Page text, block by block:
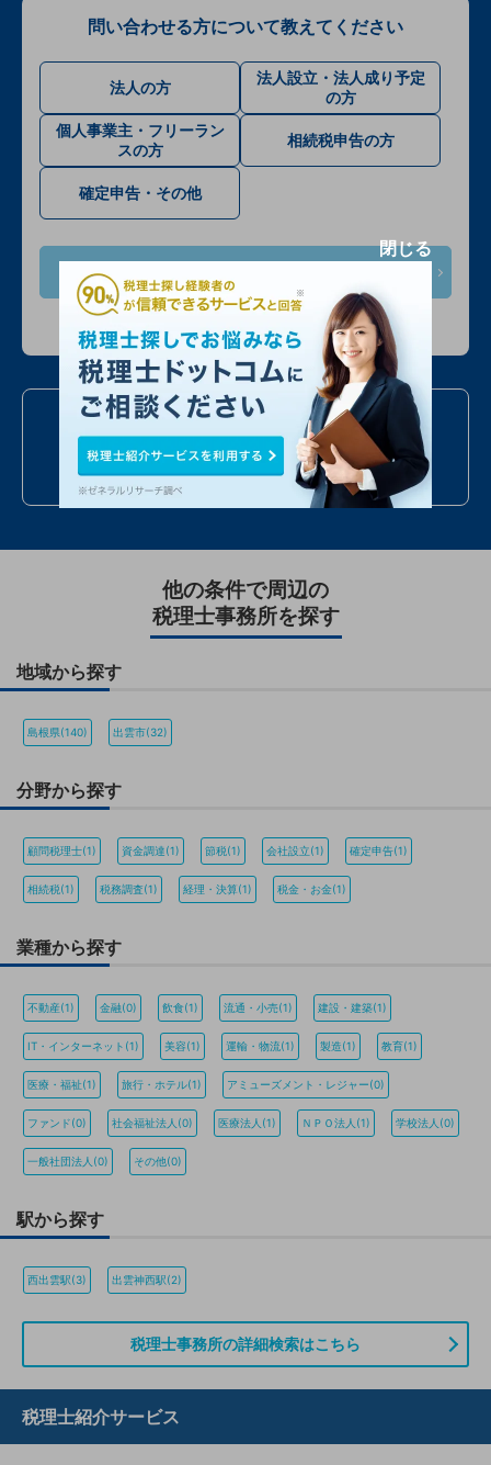
問い合わせる方について教えてください
法人の方
法人設立・法人成り予定
の方
個人事業主・フリーラン
スの方
相続税申告の方
確定申告・その他
入力情報は公開されません
お電話での問い合わせ
050 7586 6224
24時間受付 全国対応 最短当日
他の条件で周辺の
税理士事務所を探す
地域から探す
島根県(140) 出雲市(32)
分野から探す
顧問税理士(1) 資金調達(1) 節税(1) 会社設立(1) 確定申告(1)
相続税(1) 税務調査(1) 経理・決算(1) 税金・お金(1)
業種から探す
不動産(1) 金融(0) 飲食(1) 流通・小売(1) 建設・建築(1)
IT・インターネット(1) 美容(1) 運輸・物流(1) 製造(1) 教育(1)
医療・福祉(1) 旅行・ホテル(1) アミューズメント・レジャー(0)
ファンド(0) 社会福祉法人(0) 医療法人(1) ＮＰＯ法人(1) 学校法人(0)
一般社団法人(0) その他(0)
駅から探す
西出雲駅(3) 出雲神西駅(2)
税理士事務所の詳細検索はこちら
税理士紹介サービス
閉じる